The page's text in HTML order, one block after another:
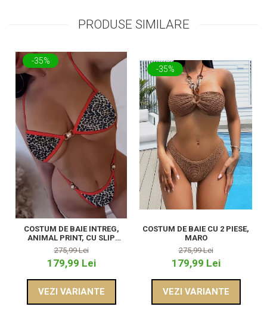
PRODUSE SIMILARE
-35%
COSTUM DE BAIE INTREG,
ANIMAL PRINT, CU SLIP
TANGA
275,99 Lei
179,99 Lei
VEZI VARIANTE
-35%
COSTUM DE BAIE CU 2 PIESE,
MARO
275,99 Lei
179,99 Lei
VEZI VARIANTE